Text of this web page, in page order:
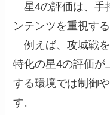
星4の評価は、手
ンテンツを重視す
例えば、攻城戦
特化の星4の評価が
する環境では制御
す。